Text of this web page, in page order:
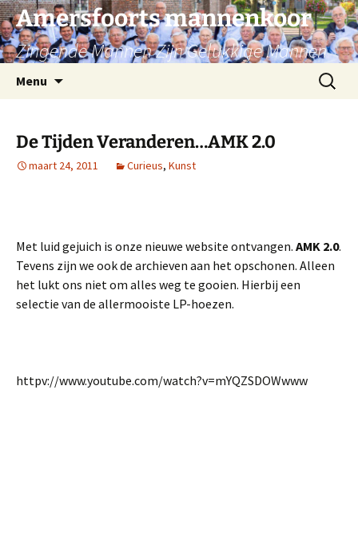
Ga
naar
de
inhoud
Amersfoorts mannenkoor
Zingende Mannen Zijn Gelukkige Mannen
Menu
Zoeken
naar:
De Tijden Veranderen…AMK 2.0
maart 24, 2011 Curieus, Kunst
Met luid gejuich is onze nieuwe website ontvangen. AMK 2.0.
Tevens zijn we ook de archieven aan het opschonen. Alleen
het lukt ons niet om alles weg te gooien. Hierbij een
selectie van de allermooiste LP-hoezen.
httpv://www.youtube.com/watch?v=mYQZSDOWwww